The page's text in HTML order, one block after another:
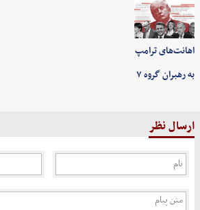
اهانت‌های ترامپ
به رهبران گروه ۷
ارسال نظر